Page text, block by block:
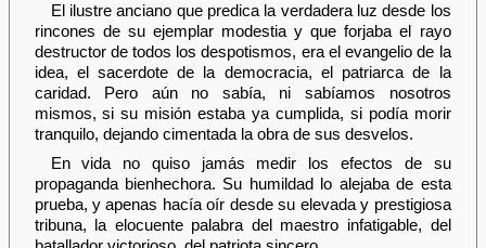
El ilustre anciano que predica la verdadera luz desde los
rincones de su ejemplar modestia y que forjaba el rayo
destructor de todos los despotismos, era el evangelio de la
idea, el sacerdote de la democracia, el patriarca de la
caridad. Pero aún no sabía, ni sabíamos nosotros
mismos, si su misión estaba ya cumplida, si podía morir
tranquilo, dejando cimentada la obra de sus desvelos.
En vida no quiso jamás medir los efectos de su
propaganda bienhechora. Su humildad lo alejaba de esta
prueba, y apenas hacía oír desde su elevada y prestigiosa
tribuna, la elocuente palabra del maestro infatigable, del